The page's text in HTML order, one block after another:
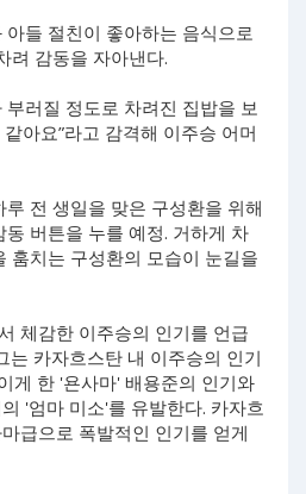
들 절친이 좋아하는 음식으로
려 감동을 자아낸다.
러질 정도로 차려진 집밥을 보
아요”라고 감격해 이주승 어머
전 생일을 맞은 구성환을 위해
버튼을 누를 예정. 거하게 차
훔치는 구성환의 모습이 눈길을
체감한 이주승의 인기를 언급
는 카자흐스탄 내 이주승의 인기
게 한 '욘사마' 배용준의 인기와
'엄마 미소'를 유발한다. 카자흐
급으로 폭발적인 인기를 얻게